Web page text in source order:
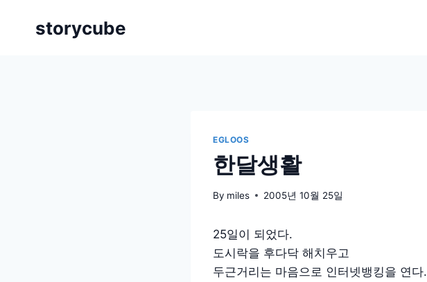
storycube
EGLOOS
한달생활
By miles 2005년 10월 25일
25일이 되었다.
도시락을 후다닥 해치우고
두근거리는 마음으로 인터넷뱅킹을 연다.